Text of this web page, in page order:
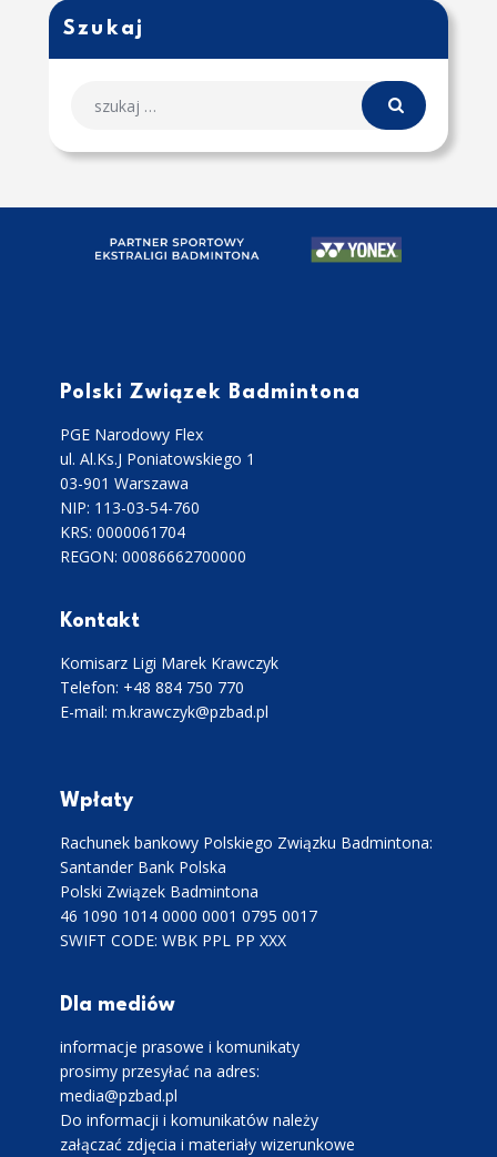
Szukaj
Polski Związek Badmintona
PGE Narodowy Flex
ul. Al.Ks.J Poniatowskiego 1
03-901 Warszawa
NIP: 113-03-54-760
KRS: 0000061704
REGON: 00086662700000
Kontakt
Komisarz Ligi Marek Krawczyk
Telefon: +48 884 750 770
E-mail: m.krawczyk@pzbad.pl
Wpłaty
Rachunek bankowy Polskiego Związku Badmintona:
Santander Bank Polska
Polski Związek Badmintona
46 1090 1014 0000 0001 0795 0017
SWIFT CODE: WBK PPL PP XXX
Dla mediów
informacje prasowe i komunikaty
prosimy przesyłać na adres:
media@pzbad.pl
Do informacji i komunikatów należy
załączać zdjęcia i materiały wizerunkowe